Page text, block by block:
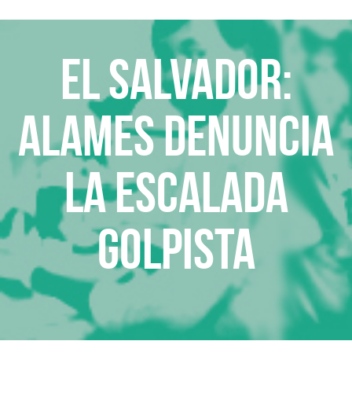
El Salvador:
ALAMES denuncia
la escalada
golpista